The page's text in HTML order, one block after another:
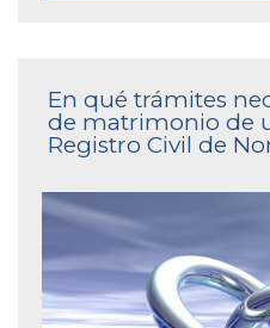
En qué trámites
de matrimonio de
Registro Civil de